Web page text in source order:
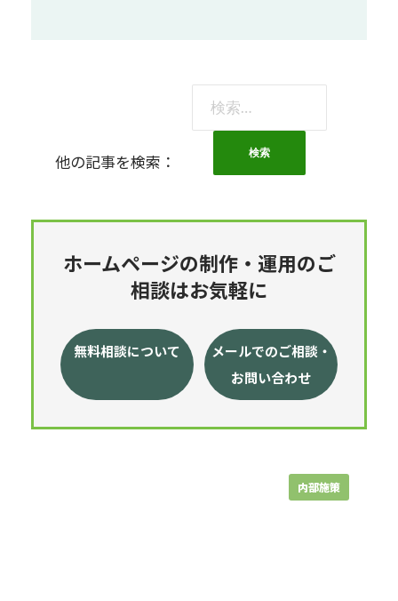
他の記事を検索：
ホームページの制作・運用のご
相談はお気軽に
無料相談について
メールでのご相談・
お問い合わせ
内部施策